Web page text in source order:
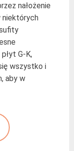
nałożenie
niektórych
G-K,
wszystko i
aby w